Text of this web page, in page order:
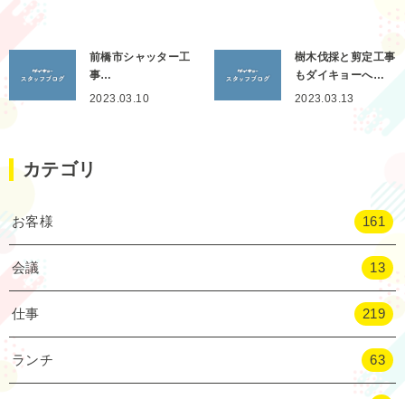
前橋市シャッター工
事…
2023.03.10
樹木伐採と剪定工事
もダイキョーへ…
2023.03.13
カテゴリ
お客様 161
会議 13
仕事 219
ランチ 63